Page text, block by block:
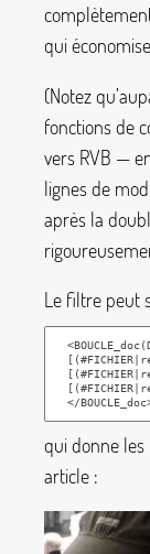
qui
(Notez
fonctions de
vers RVB —
lignes de
après la
Le filtre peut
qui donne
article :